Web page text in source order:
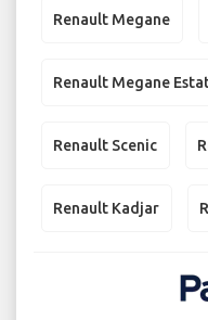
Renault Megane
Renault Megane
Renault Scenic
Renault Kadjar